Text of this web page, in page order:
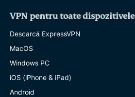
VPN pentru toate dispozitivele
Descarcă ExpressVPN
MacOS
Windows PC
iOS (iPhone & iPad)
Android